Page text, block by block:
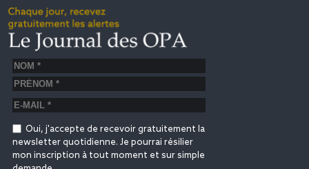
Oui, j'accepte de recevoir gratuitement la
newsletter quotidienne. Je pourrai résilier
mon inscription à tout moment et sur simple